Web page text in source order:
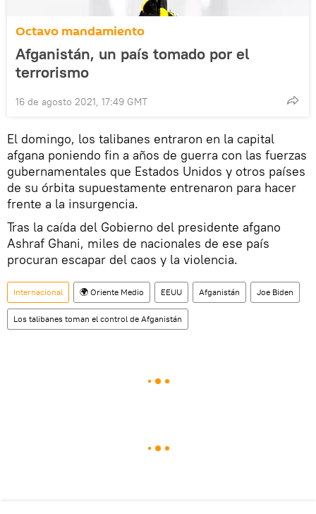
Octavo mandamiento
Afganistán, un país tomado por el
terrorismo
16 de agosto 2021, 17:49 GMT
El domingo, los talibanes entraron en la capital
afgana poniendo fin a años de guerra con las fuerzas
gubernamentales que Estados Unidos y otros países
de su órbita supuestamente entrenaron para hacer
frente a la insurgencia.
Tras la caída del Gobierno del presidente afgano
Ashraf Ghani, miles de nacionales de ese país
procuran escapar del caos y la violencia.
Internacional 🌍 Oriente Medio EEUU Afganistán Joe Biden
Los talibanes toman el control de Afganistán